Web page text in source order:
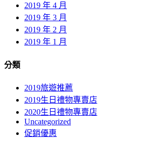
2019 年 4 月
2019 年 3 月
2019 年 2 月
2019 年 1 月
分類
2019旅遊推薦
2019生日禮物專賣店
2020生日禮物專賣店
Uncategorized
促銷優惠